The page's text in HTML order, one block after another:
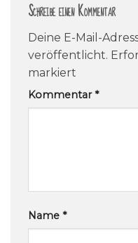
Schreibe einen Kommentar
Deine E-Mail-
veröffentlicht.
markiert
Kommentar*
Name *